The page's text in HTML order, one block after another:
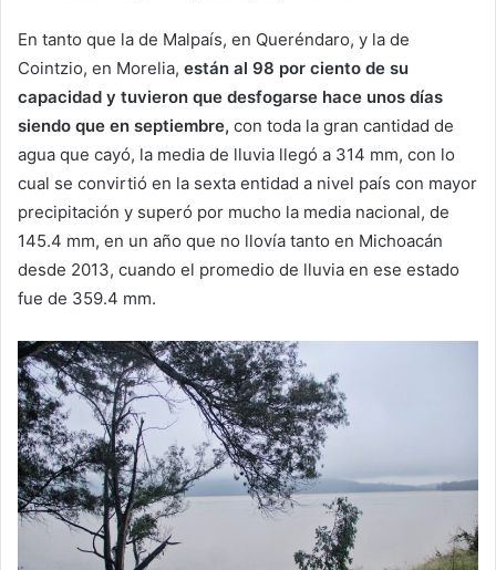
En tanto que la de Malpaís, en Queréndaro, y la de
Cointzio, en Morelia, están al 98 por ciento de su
capacidad y tuvieron que desfogarse hace unos días
siendo que en septiembre, con toda la gran cantidad de
agua que cayó, la media de lluvia llegó a 314 mm, con lo
cual se convirtió en la sexta entidad a nivel país con mayor
precipitación y superó por mucho la media nacional, de
145.4 mm, en un año que no llovía tanto en Michoacán
desde 2013, cuando el promedio de lluvia en ese estado
fue de 359.4 mm.